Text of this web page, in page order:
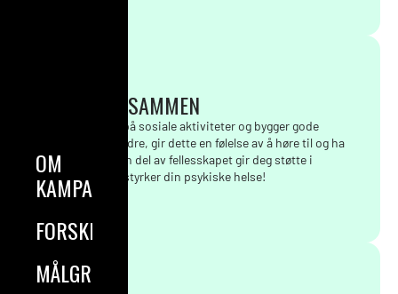
OM
KAMPANJEN
FORSKNING
MÅLGRUPPER
GJØR NOE SAMMEN
Når du er med på sosiale aktiviteter og bygger gode
relasjoner til andre, gir dette en følelse av å høre til og ha
verdi. Å være en del av fellesskapet gir deg støtte i
hverdagen, og styrker din psykiske helse!